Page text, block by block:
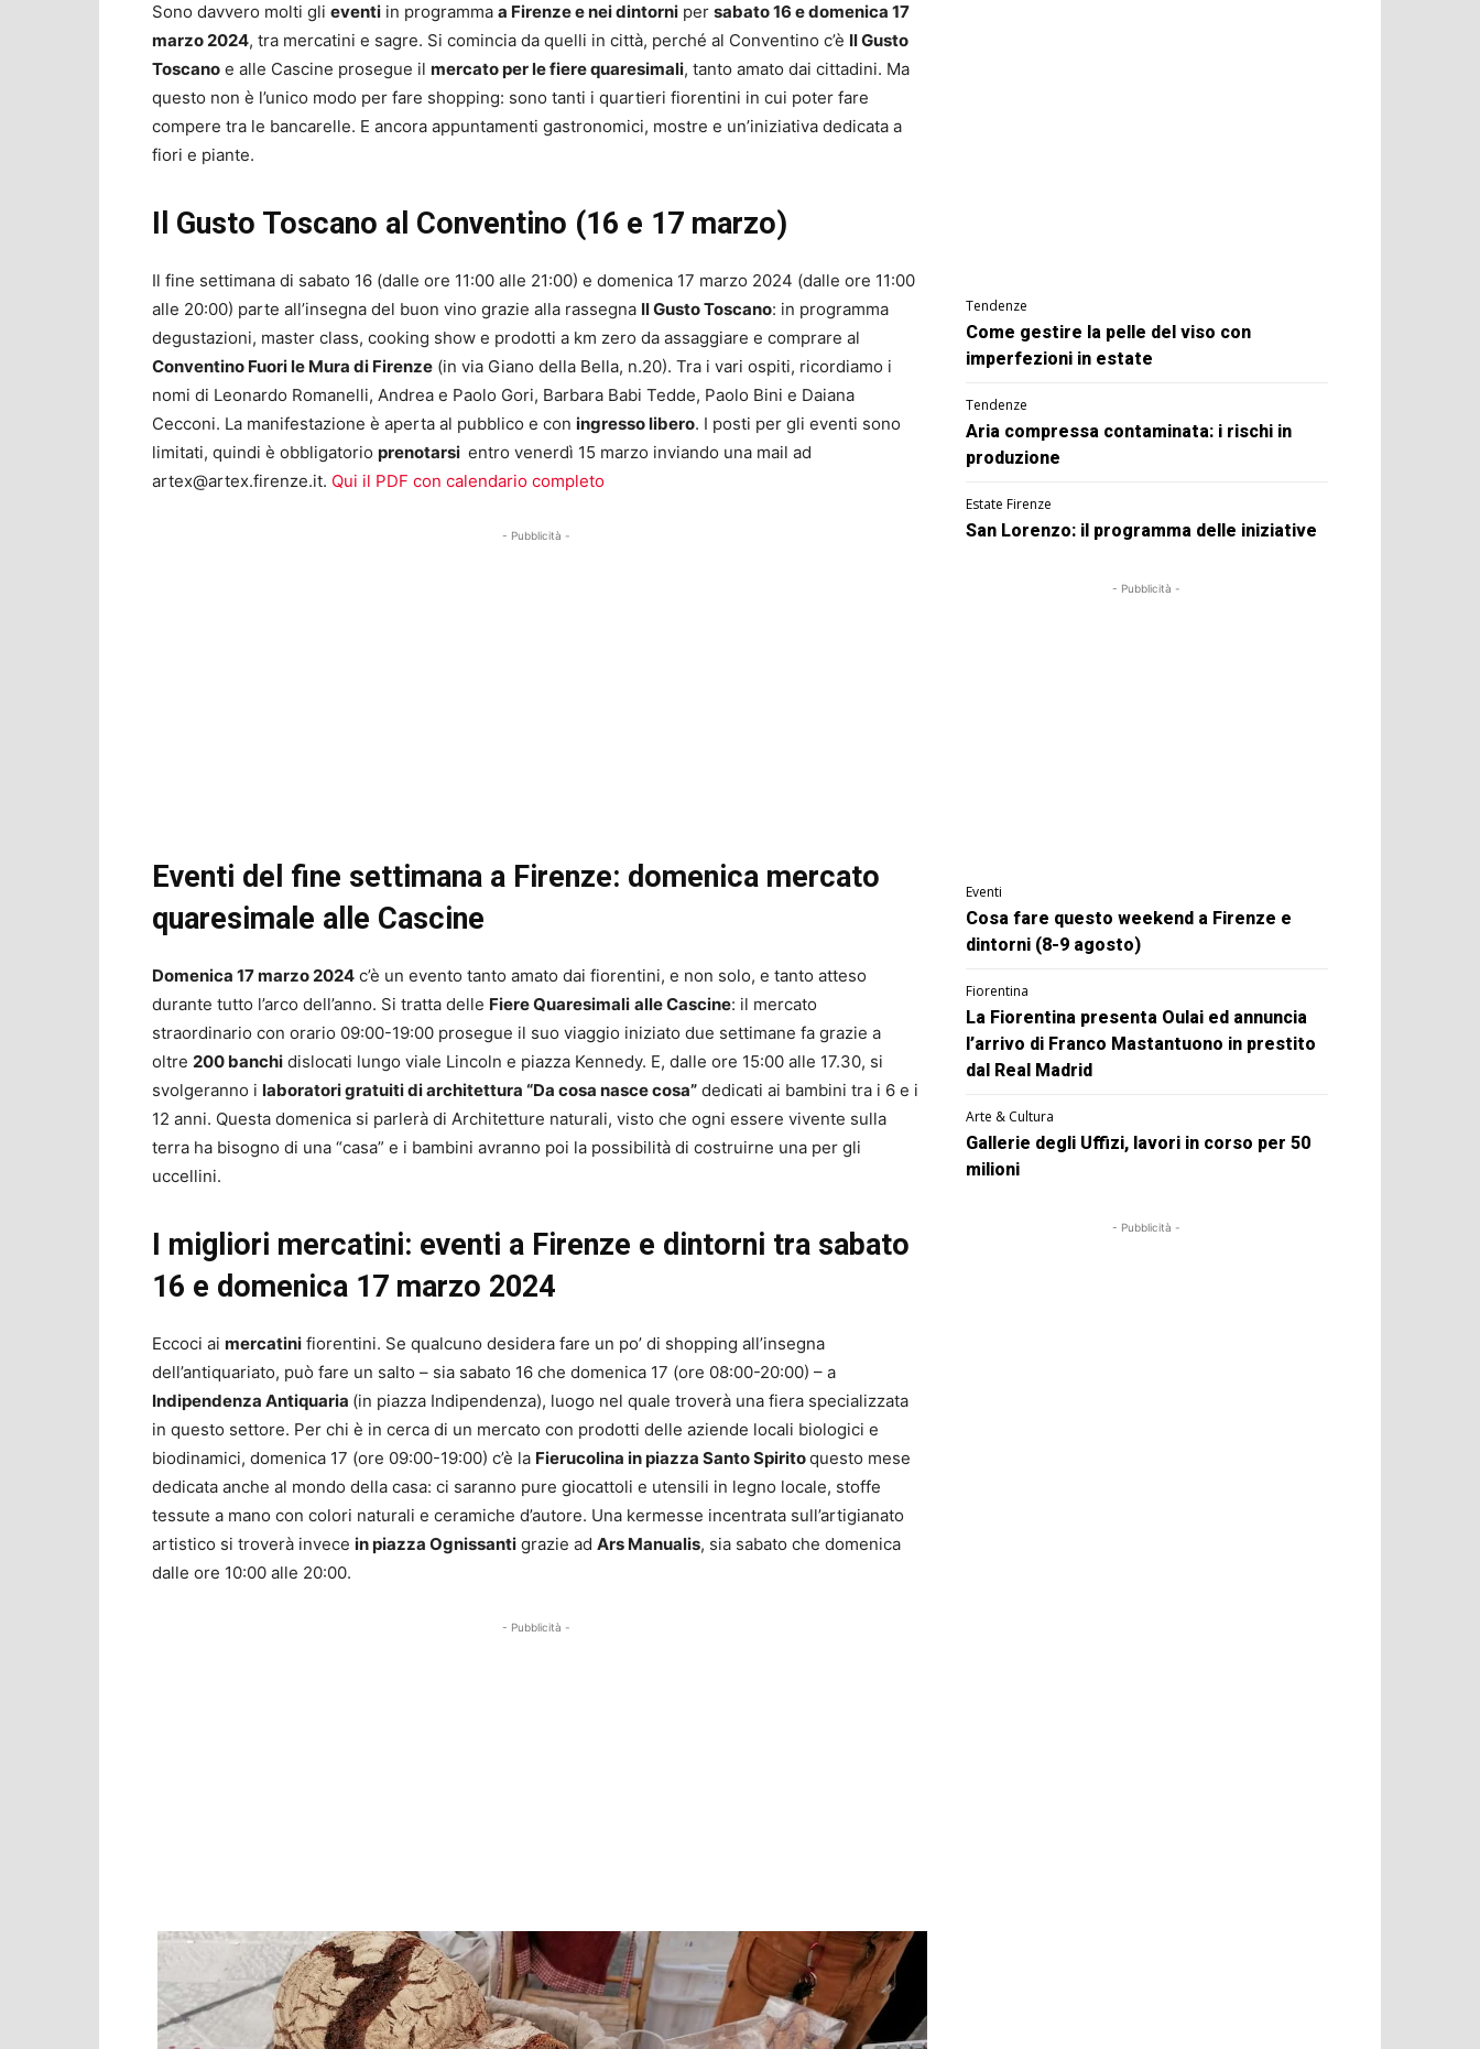
Sono davvero molti gli eventi in programma a Firenze e nei dintorni per sabato 16 e domenica 17
marzo 2024, tra mercatini e sagre. Si comincia da quelli in città, perché al Conventino c’è Il Gusto
Toscano e alle Cascine prosegue il mercato per le fiere quaresimali, tanto amato dai cittadini. Ma
questo non è l’unico modo per fare shopping: sono tanti i quartieri fiorentini in cui poter fare
compere tra le bancarelle. E ancora appuntamenti gastronomici, mostre e un’iniziativa dedicata a
fiori e piante.
Il Gusto Toscano al Conventino (16 e 17 marzo)
Il fine settimana di sabato 16 (dalle ore 11:00 alle 21:00) e domenica 17 marzo 2024 (dalle ore 11:00
alle 20:00) parte all’insegna del buon vino grazie alla rassegna Il Gusto Toscano: in programma
degustazioni, master class, cooking show e prodotti a km zero da assaggiare e comprare al
Conventino Fuori le Mura di Firenze (in via Giano della Bella, n.20). Tra i vari ospiti, ricordiamo i
nomi di Leonardo Romanelli, Andrea e Paolo Gori, Barbara Babi Tedde, Paolo Bini e Daiana
Cecconi. La manifestazione è aperta al pubblico e con ingresso libero. I posti per gli eventi sono
limitati, quindi è obbligatorio prenotarsi entro venerdì 15 marzo inviando una mail ad
artex@artex.firenze.it. Qui il PDF con calendario completo
- Pubblicità -
Eventi del fine settimana a Firenze: domenica mercato
quaresimale alle Cascine
Domenica 17 marzo 2024 c’è un evento tanto amato dai fiorentini, e non solo, e tanto atteso
durante tutto l’arco dell’anno. Si tratta delle Fiere Quaresimali alle Cascine: il mercato
straordinario con orario 09:00-19:00 prosegue il suo viaggio iniziato due settimane fa grazie a
oltre 200 banchi dislocati lungo viale Lincoln e piazza Kennedy. E, dalle ore 15:00 alle 17.30, si
svolgeranno i laboratori gratuiti di architettura “Da cosa nasce cosa” dedicati ai bambini tra i 6 e i
12 anni. Questa domenica si parlerà di Architetture naturali, visto che ogni essere vivente sulla
terra ha bisogno di una “casa” e i bambini avranno poi la possibilità di costruirne una per gli
uccellini.
I migliori mercatini: eventi a Firenze e dintorni tra sabato
16 e domenica 17 marzo 2024
Eccoci ai mercatini fiorentini. Se qualcuno desidera fare un po’ di shopping all’insegna
dell’antiquariato, può fare un salto – sia sabato 16 che domenica 17 (ore 08:00-20:00) – a
Indipendenza Antiquaria (in piazza Indipendenza), luogo nel quale troverà una fiera specializzata
in questo settore. Per chi è in cerca di un mercato con prodotti delle aziende locali biologici e
biodinamici, domenica 17 (ore 09:00-19:00) c’è la Fierucolina in piazza Santo Spiritoquesto mese
dedicata anche al mondo della casa: ci saranno pure giocattoli e utensili in legno locale, stoffe
tessute a mano con colori naturali e ceramiche d’autore. Una kermesse incentrata sull’artigianato
artistico si troverà invece in piazza Ognissanti grazie ad Ars Manualis, sia sabato che domenica
dalle ore 10:00 alle 20:00.
- Pubblicità -
Tendenze
Come gestire la pelle del viso con
imperfezioni in estate
Tendenze
Aria compressa contaminata: i rischi in
produzione
Estate Firenze
San Lorenzo: il programma delle iniziative
- Pubblicità -
Eventi
Cosa fare questo weekend a Firenze e
dintorni (8-9 agosto)
Fiorentina
La Fiorentina presenta Oulai ed annuncia
l’arrivo di Franco Mastantuono in prestito
dal Real Madrid
Arte & Cultura
Gallerie degli Uffizi, lavori in corso per 50
milioni
- Pubblicità -